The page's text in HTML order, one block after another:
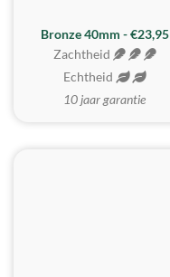
Bronze 40mm - €23,95
Zachtheid
Echtheid
10 jaar garantie